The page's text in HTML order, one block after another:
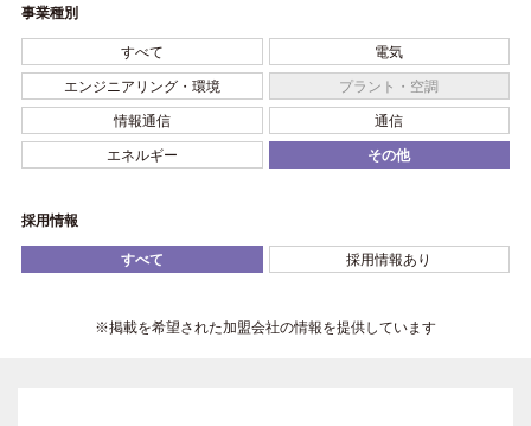
事業種別
すべて 電気
エンジニアリング・環境 プラント・空調
情報通信 通信
エネルギー その他
採用情報
すべて 採用情報あり
※掲載を希望された加盟会社の情報を提供しています